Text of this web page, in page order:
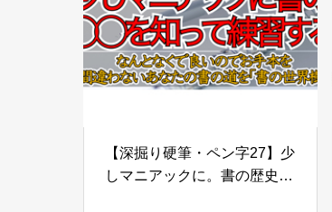
【深掘り硬筆・ペン字27】少
しマニアックに。書の歴史を